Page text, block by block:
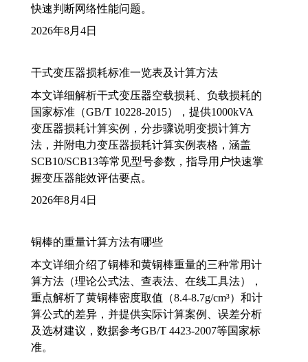
快速判断网络性能问题。
2026年8月4日
干式变压器损耗标准一览表及计算方法
本文详细解析干式变压器空载损耗、负载损耗的
国家标准（GB/T 10228-2015），提供1000kVA
变压器损耗计算实例，分步骤说明变损计算方
法，并附电力变压器损耗计算实例表格，涵盖
SCB10/SCB13等常见型号参数，指导用户快速掌
握变压器能效评估要点。
2026年8月4日
铜棒的重量计算方法有哪些
本文详细介绍了铜棒和黄铜棒重量的三种常用计
算方法（理论公式法、查表法、在线工具法），
重点解析了黄铜棒密度取值（8.4-8.7g/cm³）和计
算公式的差异，并提供实际计算案例、误差分析
及选材建议，数据参考GB/T 4423-2007等国家标
准。